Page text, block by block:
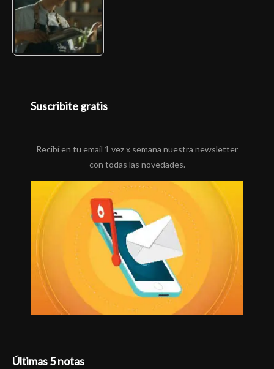
Suscribite gratis
Recibí en tu email 1 vez x semana nuestra newsletter
con todas las novedades.
Últimas 5 notas